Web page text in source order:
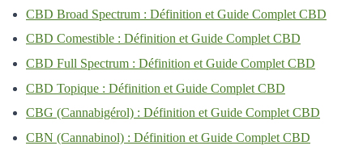
CBD Broad Spectrum : Définition et Guide Complet CBD
CBD Comestible : Définition et Guide Complet CBD
CBD Full Spectrum : Définition et Guide Complet CBD
CBD Topique : Définition et Guide Complet CBD
CBG (Cannabigérol) : Définition et Guide Complet CBD
CBN (Cannabinol) : Définition et Guide Complet CBD